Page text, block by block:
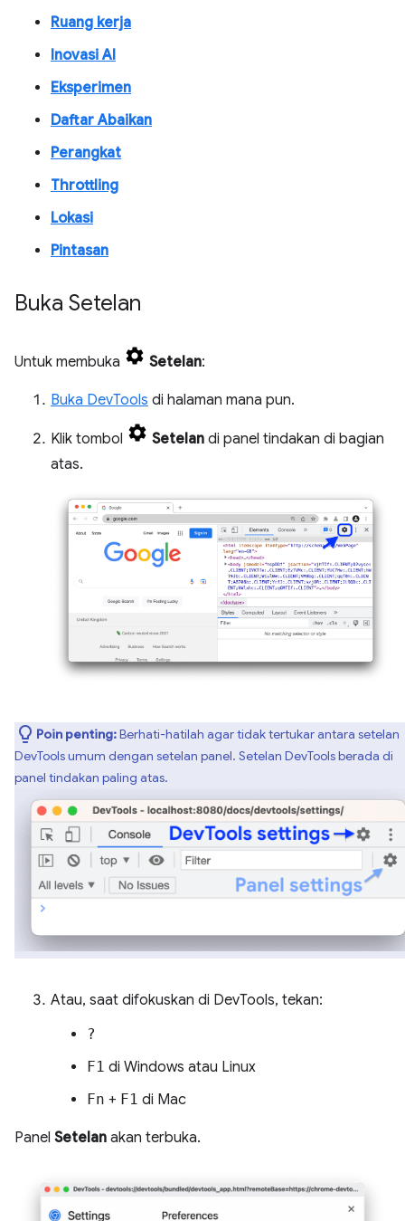
Ruang kerja
Inovasi AI
Eksperimen
Daftar Abaikan
Perangkat
Throttling
Lokasi
Pintasan
Buka Setelan
Untuk membuka Setelan:
Buka DevTools di halaman mana pun.
Klik tombol Setelan di panel tindakan di bagian
atas.
Poin penting:Berhati-hatilah agar tidak tertukar antara setelan
DevTools umum dengan setelan panel. Setelan DevTools berada di
panel tindakan paling atas.
Atau, saat difokuskan di DevTools, tekan:
?
F1 di Windows atau Linux
Fn + F1 di Mac
Panel Setelan akan terbuka.